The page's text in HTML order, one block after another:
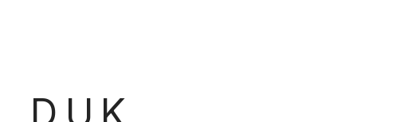
D.U.K.